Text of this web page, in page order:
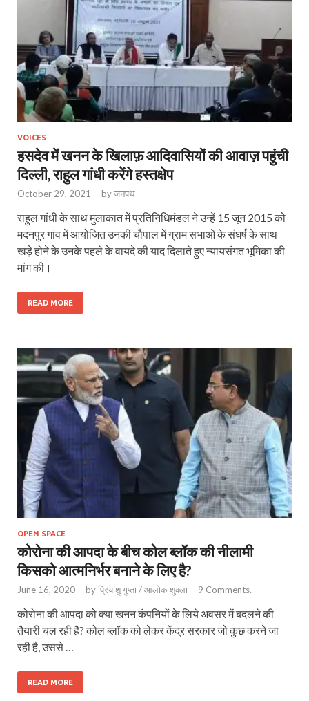
VOICES
हसदेव में खनन के खिलाफ़ आदिवासियों की आवाज़ पहुंची
दिल्ली, राहुल गांधी करेंगे हस्तक्षेप
October 29, 2021 - byजनपथ
राहुल गांधी के साथ मुलाकात में प्रतिनिधिमंडल ने उन्हें 15 जून 2015 को
मदनपुर गांव में आयोजित उनकी चौपाल में ग्राम सभाओं के संघर्ष के साथ
खड़े होने के उनके पहले के वायदे की याद दिलाते हुए न्यायसंगत भूमिका की
मांग की।
READ MORE
OPEN SPACE
कोरोना की आपदा के बीच कोल ब्लॉक की नीलामी
किसको आत्मनिर्भर बनाने के लिए है?
June 16, 2020 - byप्रियांशु गुप्ता / आलोक शुक्ला - 9 Comments.
कोरोना की आपदा को क्या खनन कंपनियों के लिये अवसर में बदलने की
तैयारी चल रही है? कोल ब्लॉक को लेकर केंद्र सरकार जो कुछ करने जा
रही है, उससे …
READ MORE